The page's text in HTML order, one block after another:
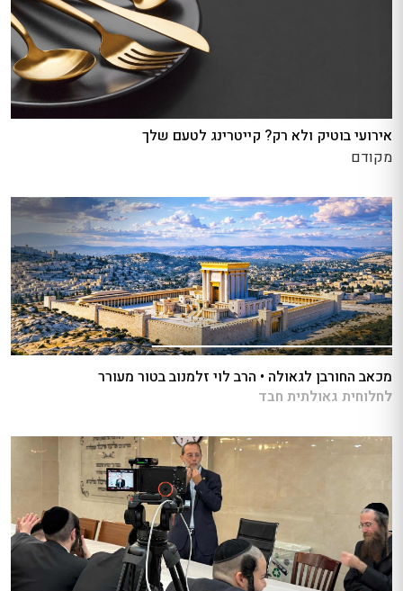
אירועי בוטיק ולא רק? קייטרינג לטעם שלך
מקודם
מכאב החורבן לגאולה • הרב לוי זלמנוב בטור מעורר
לחלוחית גאולתית חבד